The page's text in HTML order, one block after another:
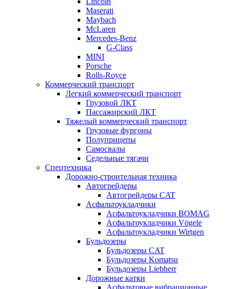
Maserati
Maybach
McLaren
Mercedes-Benz
G-Class
MINI
Porsche
Rolls-Royce
Коммерческий транспорт
Легкий коммерческий транспорт
Грузовой ЛКТ
Пассажирский ЛКТ
Тяжелый коммерческий транспорт
Грузовые фургоны
Полуприцепы
Самосвалы
Седельные тягачи
Спецтехника
Дорожно-строительная техника
Автогрейдеры
Автогрейдеры CAT
Асфальтоукладчики
Асфальтоукладчики BOMAG
Асфальтоукладчики Vögele
Асфальтоукладчики Wirtgen
Бульдозеры
Бульдозеры CAT
Бульдозеры Komatsu
Бульдозеры Liebherr
Дорожные катки
Асфальтовые вибрационные